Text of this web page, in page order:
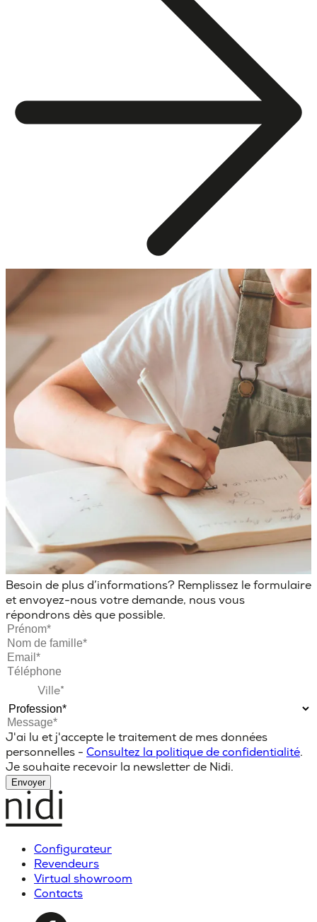
Besoin de plus d’informations? Remplissez le formulaire
et envoyez-nous votre demande, nous vous
répondrons dès que possible.
J'ai lu et j'accepte le traitement de mes données
personnelles - Consultez la politique de confidentialité.
Je souhaite recevoir la newsletter de Nidi.
Envoyer
Configurateur
Revendeurs
Virtual showroom
Contacts